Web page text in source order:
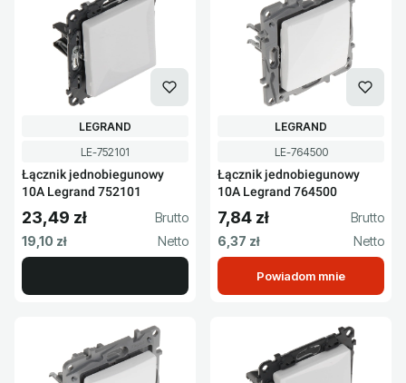
Kod produktu
LE-752101
Łącznik jednobiegunowy
10A Legrand 752101
PRODUCENT
LEGRAND
Cena brutto
23,49 zł
Cena netto
19,10 zł
Kod produktu
LE-764500
Łącznik jednobiegunowy
10A Legrand 764500
PRODUCENT
LEGRAND
Cena brutto
7,84 zł
Cena netto
6,37 zł
Powiadom mnie